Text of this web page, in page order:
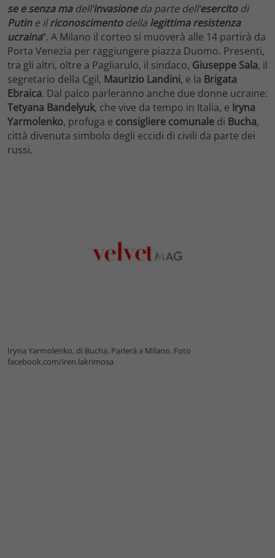
se e senza madell’invasioneda parte dell’esercitodi
Putine ilriconoscimentodella legittima resistenza
ucraina“. A Milano il corteo si muoverà alle 14 partirà da
Porta Venezia per raggiungere piazza Duomo. Presenti,
tra gli altri, oltre a Pagliarulo, il sindaco, Giuseppe Sala, il
segretario della Cgil, Maurizio Landini, e la Brigata
Ebraica. Dal palco parleranno anche due donne ucraine:
Tetyana Bandelyuk, che vive da tempo in Italia, e Iryna
Yarmolenko, profuga e consigliere comunale di Bucha,
città divenuta simbolo degli eccidi di civili da parte dei
russi.
Iryna Yarmolenko, di Bucha. Parlerà a Milano. Foto
facebook.com/iren.lakrimosa